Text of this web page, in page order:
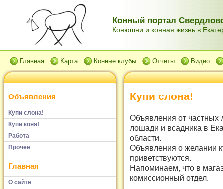
Конный портал
Конюшни и конная жизнь в
Главная Карта Конные клубы Отчеты Видео
Объявления
Купи слона!
Купи коня!
Работа
Прочее
Главная
О сайте
Купи слона!
Объявления от частных
лошади и всадника в
области.
Объявления о желании
приветствуются.
Напоминаем, что в
комиссионный отдел.